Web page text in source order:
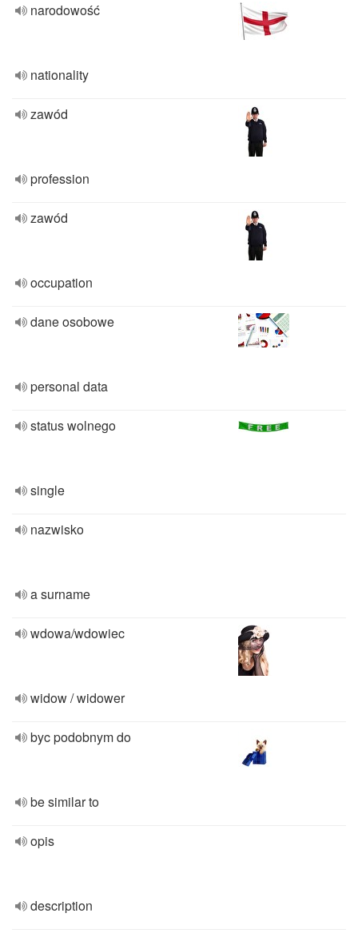
narodowość
nationality
zawód
profession
zawód
occupation
dane osobowe
personal data
status wolnego
single
nazwisko
a surname
wdowa/wdowiec
widow / widower
byc podobnym do
be similar to
opis
description